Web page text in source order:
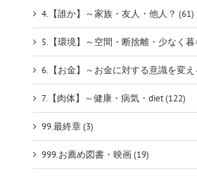
4.【誰か】～家族・友人・他人？ (61)
5.【環境】～空間・断捨離・少なく暮
6.【お金】～お金に対する意識を変え
7.【肉体】～健康・病気・diet (122)
99.最終章 (3)
999.お薦め図書・映画 (19)